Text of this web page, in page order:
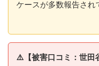
ケースが多数報告され
⚠️【被害口コミ：世田